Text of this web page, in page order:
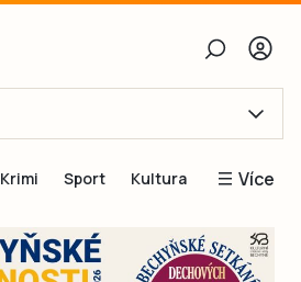
Obnovit heslo
Krimi Sport Kultura Více
Inspirace